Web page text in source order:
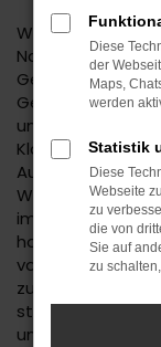
Wenn Sie einen
Nagold suchen,
Generation
und befindet
Klassiker.
Wenn Sie Ihren
im Autohaus
hohen
vor dem Verkauf
zufrieden, wenn
stellen dies
unserer Kfz-
Diese
der
Maps,
werden
Statistik
Diese
Webseite
zu
die von
Sie auf
zu